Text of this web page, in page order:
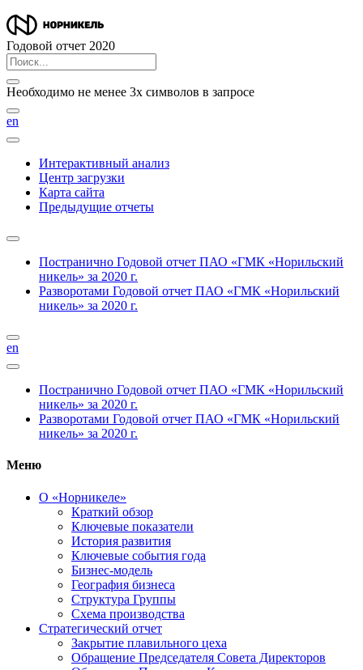
Годовой отчет 2020
Необходимо не менее 3х символов в запросе
en
Интерактивный анализ
Центр загрузки
Карта сайта
Предыдущие отчеты
Постранично Годовой отчет ПАО «ГМК «Норильский
никель» за 2020 г.
Разворотами Годовой отчет ПАО «ГМК «Норильский
никель» за 2020 г.
en
Постранично Годовой отчет ПАО «ГМК «Норильский
никель» за 2020 г.
Разворотами Годовой отчет ПАО «ГМК «Норильский
никель» за 2020 г.
Меню
О «Норникеле»
Краткий обзор
Ключевые показатели
История развития
Ключевые события года
Бизнес-модель
География бизнеса
Структура Группы
Схема производства
Стратегический отчет
Закрытие плавильного цеха
Обращение Председателя Совета Директоров